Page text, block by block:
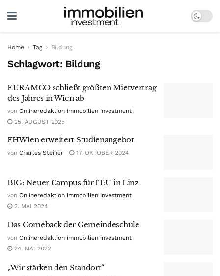
Home Tag Bildung
Schlagwort: Bildung
EURAMCO schließt größten Mietvertrag
des Jahres in Wien ab
von Onlineredaktion immobilien investment
25. AUGUST 2025
FHWien erweitert Studienangebot
von Charles Steiner 17. OKTOBER 2024
BIG: Neuer Campus für IT:U in Linz
von Onlineredaktion immobilien investment
2. MAI 2024
Das Comeback der Gemeindeschule
von Onlineredaktion immobilien investment
24. MAI 2022
„Wir stärken den Standort“